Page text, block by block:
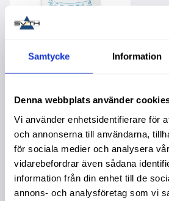
Samtycke Information
Denna webbplats använder
Vi använder enhetsidentifierare för
och annonserna till användarna,
för sociala medier och analysera
vidarebefordrar även sådana
information från din enhet till de
annons- och analysföretag som vi
st.
289,00:-